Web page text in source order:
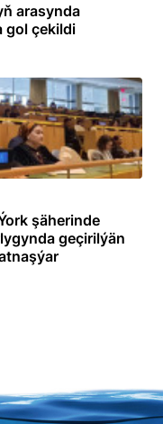
arasynda
gol çekildi
şäherinde
geçirilýän